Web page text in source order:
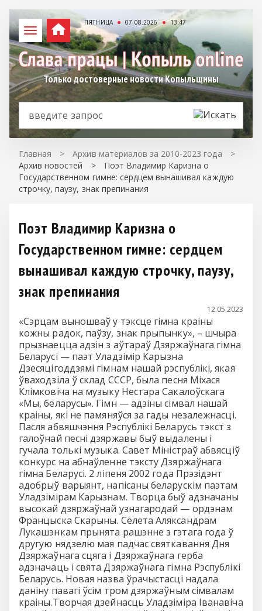
ПЯТНИЦА 07.08.2026 13:47
Только достоверные новости Копыльщины
Главная > Архив материалов за 2010-2023 года
>
Архив новостей
>
Поэт Владимир Каризна о
Государственном гимне: сердцем вынашивал каждую
строчку, паузу, знак препинания
Поэт Владимир Каризна о
Государственном гимне: сердцем
вынашивал каждую строчку, паузу,
знак препинания
12.05.2023
«Сэрцам выношваў у тэксце гiмна краiны
кожны радок, паўзу, знак прыпынку», – шчыра
прызнаецца адзiн з аўтараў Дзяржаўнага гiмна
Беларусi — паэт Уладзiмiр Карызна
Дзесяцiгоддзямi гiмнам нашай рэспублiкi, якая
ўваходзiла ў склад СССР, была песня Мiхася
Клiмковiча на музыку Нестара Сакалоўскага
«Мы, беларусы». Гiмн — адзiны сiмвал нашай
краiны, якi не памяняўся за гады незалежнасцi.
Пасля абвяшчэння Рэспублiкi Беларусь тэкст з
галоўнай песнi дзяржавы быў выдалены i
гучала толькi музыка. Савет Мiнiстраў абвясцiў
конкурс на абнаўленне тэксту Дзяржаўнага
гiмна Беларусi. 2 лiпеня 2002 года Прэзiдэнт
адобрыў варыянт, напiсаны беларускiм паэтам
Уладзiмiрам Карызнам. Творца быў адзначаны
высокай дзяржаўнай узнагародай — ордэнам
Францыска Скарыны. Сёлета Аляксандрам
Лукашэнкам прынята рашэнне з гэтага года ў
другую нядзелю мая падчас святкавання Дня
Дзяржаўнага сцяга i Дзяржаўнага герба
адзначаць i свята Дзяржаўнага гiмна Рэспублiкi
Беларусь. Новая назва ўрачыстасцi надала
данiну павагi ўсiм тром дзяржаўным сiмвалам
краiны.Творчая дзейнасць Уладзiмiра Iванавiча